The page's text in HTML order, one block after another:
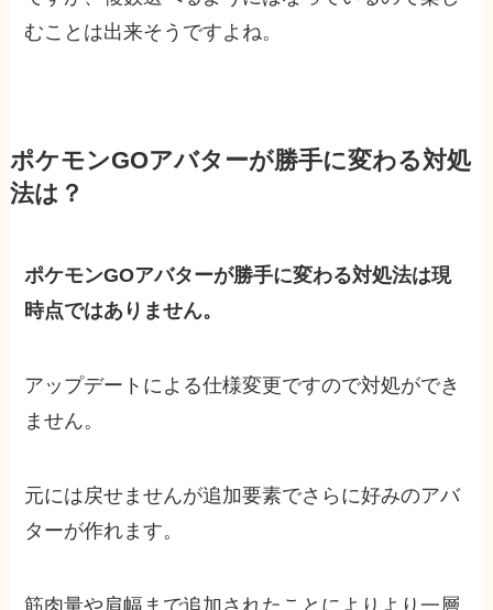
むことは出来そうですよね。
ポケモンGOアバターが勝手に変わる対処
法は？
ポケモンGOアバターが勝手に変わる対処法は現
時点ではありません。
アップデートによる仕様変更ですので対処ができ
ません。
元には戻せませんが追加要素でさらに好みのアバ
ターが作れます。
筋肉量や肩幅まで追加されたことによりより一層